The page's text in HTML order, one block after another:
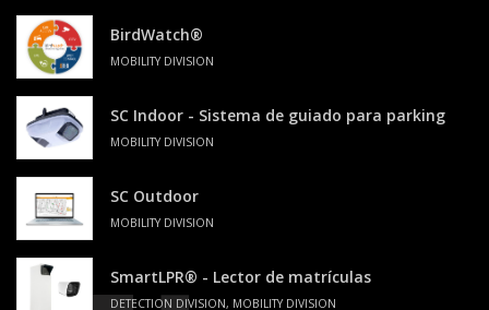
BirdWatch®
MOBILITY DIVISION
SC Indoor - Sistema de guiado para parking
MOBILITY DIVISION
SC Outdoor
MOBILITY DIVISION
SmartLPR® - Lector de matrículas
DETECTION DIVISION, MOBILITY DIVISION